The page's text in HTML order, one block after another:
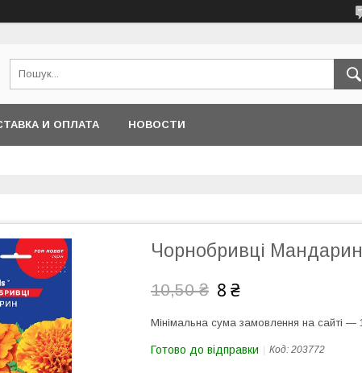
И ОПЛАТА НОВОСТИ
Чорнобривці
10,50 ₴ 8 ₴
Мінімальна сума замовлення на сайті —
Готово до відправки Код: 203772